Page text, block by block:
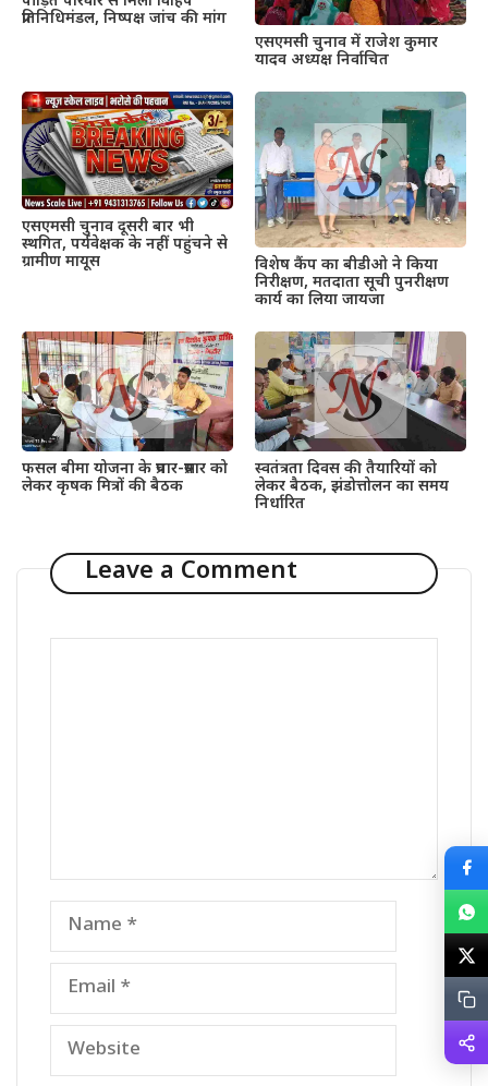
प्रतिनिधिमंडल, निष्पक्ष जांच की मांग
एसएमसी चुनाव में राजेश कुमार
यादव अध्यक्ष निर्वाचित
एसएमसी चुनाव दूसरी बार भी
स्थगित, पर्यवेक्षक के नहीं पहुंचने से
ग्रामीण मायूस
विशेष कैंप का बीडीओ ने किया
निरीक्षण, मतदाता सूची पुनरीक्षण
कार्य का लिया जायजा
फसल बीमा योजना के प्रचार-प्रसार को
लेकर कृषक मित्रों की बैठक
स्वतंत्रता दिवस की तैयारियों को
लेकर बैठक, झंडोत्तोलन का समय
निर्धारित
Leave a Comment
Name
Email
Website